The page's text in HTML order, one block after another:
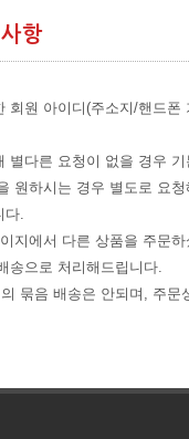
항
회원 아이디(주소지/핸드폰
별다른 요청이 없을 경우
원하시는 경우 별도로 요
다.
지에서 다른 상품을 주문
송으로 처리해드립니다.
묶음 배송은 안되며, 주문